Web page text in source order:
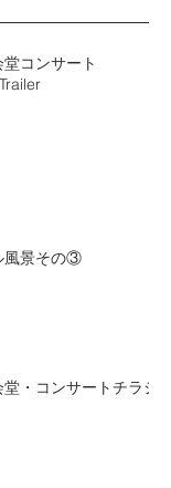
コンサート
風景その③
・コンサートチラシ